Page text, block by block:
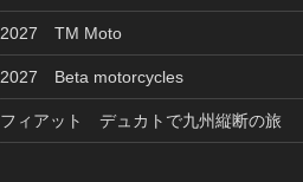
2027 TM Moto
2027 Beta motorcycles
フィアット デュカトで九州縦断の旅